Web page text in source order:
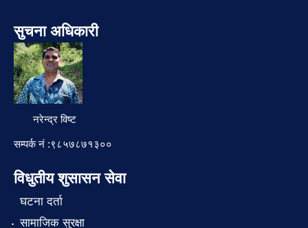
सुचना अधिकारी
नरेन्द्र विष्ट
सम्पर्क नं :९८५७८७१३००
विधुतीय शुसासन सेवा
घटना दर्ता
सामाजिक सुरक्षा